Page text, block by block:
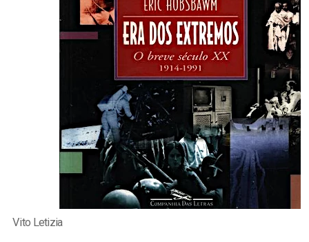
Vito Letizia